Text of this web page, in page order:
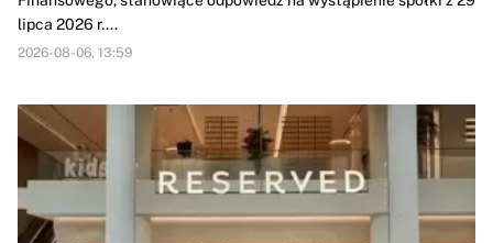
lipca 2026 r....
2026-08-06, 13:59